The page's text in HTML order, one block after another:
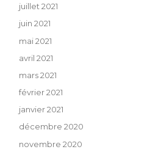
juillet 2021
juin 2021
mai 2021
avril 2021
mars 2021
février 2021
janvier 2021
décembre 2020
novembre 2020